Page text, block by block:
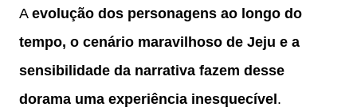
A evolução dos personagens ao longo do
tempo, o cenário maravilhoso de Jeju e a
sensibilidade da narrativa fazem desse
dorama uma experiência inesquecível .